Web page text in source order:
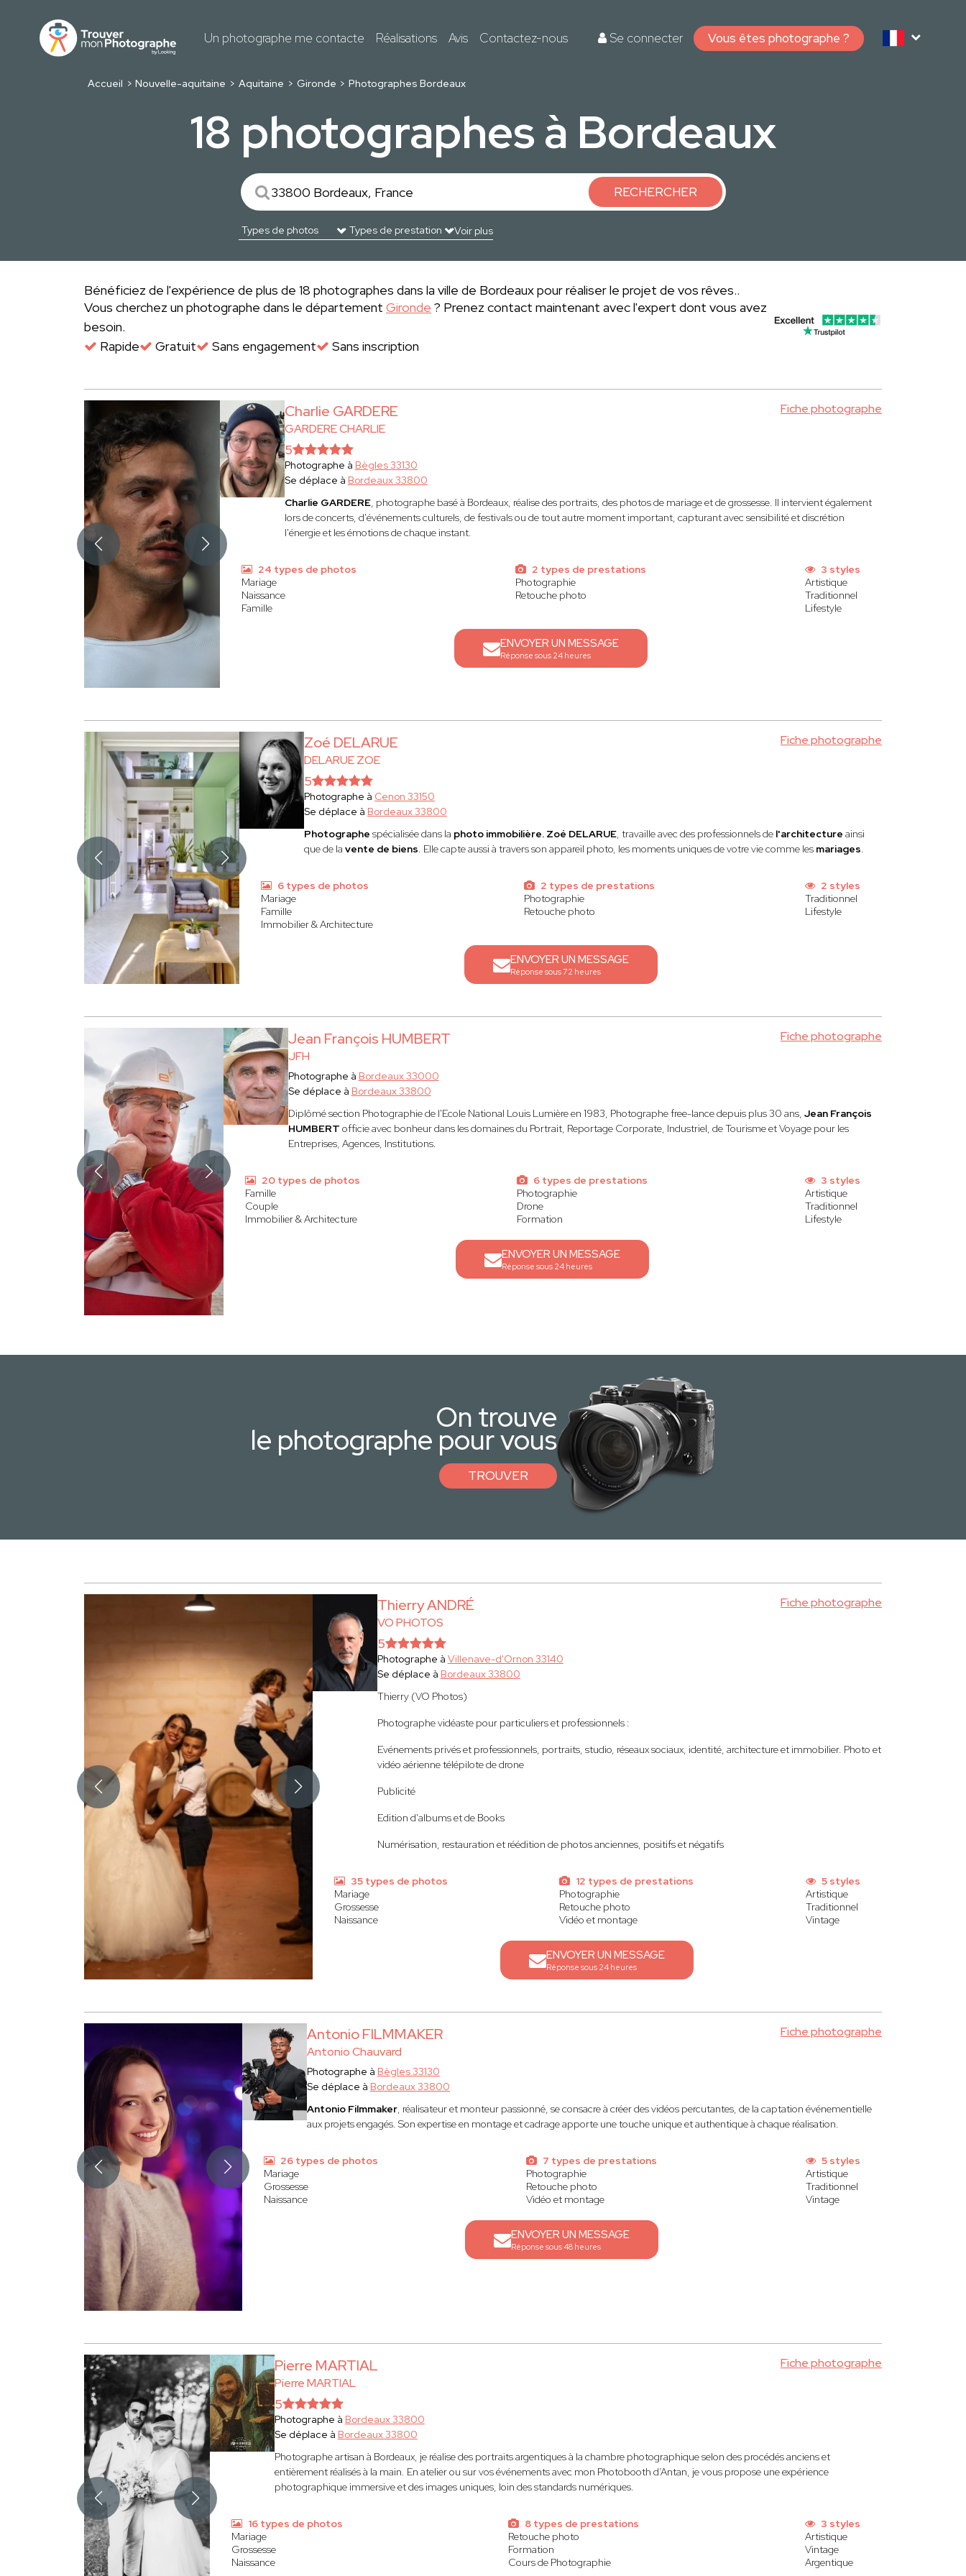
Un photographe me contacte Réalisations Avis Contactez-nous Se connecter Vous êtes photographe ?
Accueil Nouvelle-aquitaine Aquitaine Gironde Photographes Bordeaux
18 photographes à Bordeaux
RECHERCHER
Voir plus
Bénéficiez de l'expérience de plus de 18 photographes dans la ville de Bordeaux pour réaliser le projet de vos rêves..
Vous cherchez un photographe dans le département Gironde ? Prenez contact maintenant avec l'expert dont vous avez
besoin.
Rapide
Gratuit Sans engagement Sans inscription
Charlie GARDERE
GARDERE CHARLIE
Fiche photographe
5
Photographe à Bègles 33130
Se déplace à Bordeaux 33800
Charlie GARDERE, photographe basé à Bordeaux, réalise des portraits, des photos de mariage et de grossesse. Il intervient également
lors de concerts, d'événements culturels, de festivals ou de tout autre moment important, capturant avec sensibilité et discrétion
l'énergie et les émotions de chaque instant.
24 types de photos
Mariage
Naissance
Famille
2 types de prestations
Photographie
Retouche photo
3 styles
Artistique
Traditionnel
Lifestyle
ENVOYER UN MESSAGE
Réponse sous 24 heures
Zoé DELARUE
DELARUE ZOE
Fiche photographe
5
Photographe à Cenon 33150
Se déplace à Bordeaux 33800
Photographe spécialisée dans la photo immobilière. Zoé DELARUE, travaille avec des professionnels de l'architecture ainsi
que de lavente de biens. Elle capte aussi à travers son appareil photo, les moments uniques de votre vie comme les mariages.
6 types de photos
Mariage
Famille
Immobilier & Architecture
2 types de prestations
Photographie
Retouche photo
2 styles
Traditionnel
Lifestyle
ENVOYER UN MESSAGE
Réponse sous 72 heures
Jean François HUMBERT
JFH
Fiche photographe
Photographe à Bordeaux 33000
Se déplace à Bordeaux 33800
Diplômé section Photographie de l'Ecole National Louis Lumière en 1983, Photographe free-lance depuis plus 30 ans, Jean François
HUMBERT officie avec bonheur dans les domaines du Portrait, Reportage Corporate, Industriel, de Tourisme et Voyage pour les
Entreprises, Agences, Institutions.
20 types de photos
Famille
Couple
Immobilier & Architecture
6 types de prestations
Photographie
Drone
Formation
3 styles
Artistique
Traditionnel
Lifestyle
ENVOYER UN MESSAGE
Réponse sous 24 heures
On trouve
le photographe pour vous
TROUVER
Thierry ANDRÉ
VO PHOTOS
Fiche photographe
5
Photographe à Villenave-d'Ornon 33140
Se déplace à Bordeaux 33800
Thierry (VO Photos)
Photographe vidéaste pour particuliers et professionnels :
Evénements privés et professionnels, portraits, studio, réseaux sociaux, identité, architecture et immobilier. Photo et
vidéo aérienne télépilote de drone
Publicité
Edition d'albums et de Books
Numérisation, restauration et réédition de photos anciennes, positifs et négatifs
35 types de photos
Mariage
Grossesse
Naissance
12 types de prestations
Photographie
Retouche photo
Vidéo et montage
5 styles
Artistique
Traditionnel
Vintage
ENVOYER UN MESSAGE
Réponse sous 24 heures
Antonio FILMMAKER
Antonio Chauvard
Fiche photographe
Photographe à Bègles 33130
Se déplace à Bordeaux 33800
Antonio Filmmaker, réalisateur et monteur passionné, se consacre à créer des vidéos percutantes, de la captation événementielle
aux projets engagés. Son expertise en montage et cadrage apporte une touche unique et authentique à chaque réalisation.
26 types de photos
Mariage
Grossesse
Naissance
7 types de prestations
Photographie
Retouche photo
Vidéo et montage
5 styles
Artistique
Traditionnel
Vintage
ENVOYER UN MESSAGE
Réponse sous 48 heures
Pierre MARTIAL
Pierre MARTIAL
Fiche photographe
5
Photographe à Bordeaux 33800
Se déplace à Bordeaux 33800
Photographe artisan à Bordeaux, je réalise des portraits argentiques à la chambre photographique selon des procédés anciens et
entièrement réalisés à la main. En atelier ou sur vos événements avec mon Photobooth d’Antan, je vous propose une expérience
photographique immersive et des images uniques, loin des standards numériques.
16 types de photos
Mariage
Grossesse
Naissance
8 types de prestations
Retouche photo
Formation
Cours de Photographie
3 styles
Artistique
Vintage
Argentique